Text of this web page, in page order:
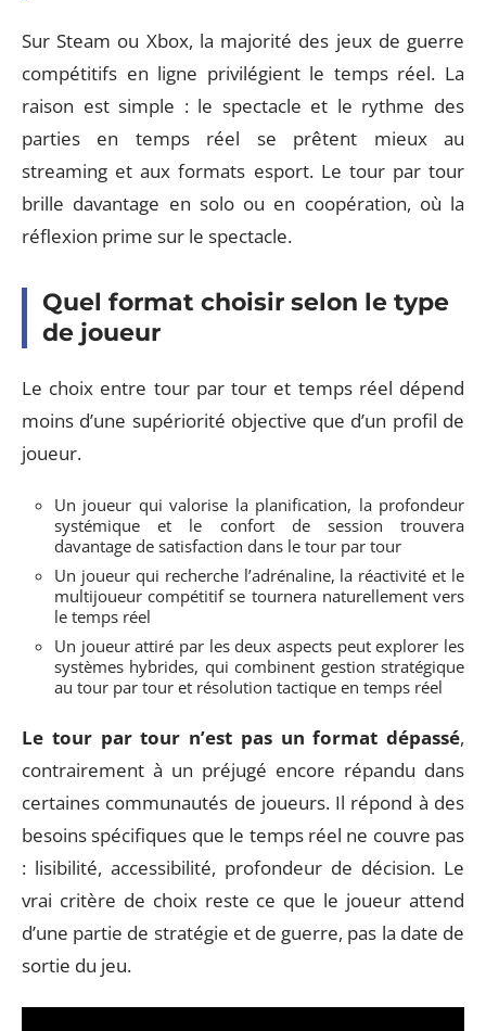
Sur Steam ou Xbox, la majorité des jeux de guerre
compétitifs en ligne privilégient le temps réel. La
raison est simple : le spectacle et le rythme des
parties en temps réel se prêtent mieux au
streaming et aux formats esport. Le tour par tour
brille davantage en solo ou en coopération, où la
réflexion prime sur le spectacle.
Quel format choisir selon le type
de joueur
Le choix entre tour par tour et temps réel dépend
moins d’une supériorité objective que d’un profil de
joueur.
Un joueur qui valorise la planification, la profondeur
systémique et le confort de session trouvera
davantage de satisfaction dans le tour par tour
Un joueur qui recherche l’adrénaline, la réactivité et le
multijoueur compétitif se tournera naturellement vers
le temps réel
Un joueur attiré par les deux aspects peut explorer les
systèmes hybrides, qui combinent gestion stratégique
au tour par tour et résolution tactique en temps réel
Le tour par tour n’est pas un format dépassé,
contrairement à un préjugé encore répandu dans
certaines communautés de joueurs. Il répond à des
besoins spécifiques que le temps réel ne couvre pas
: lisibilité, accessibilité, profondeur de décision. Le
vrai critère de choix reste ce que le joueur attend
d’une partie de stratégie et de guerre, pas la date de
sortie du jeu.